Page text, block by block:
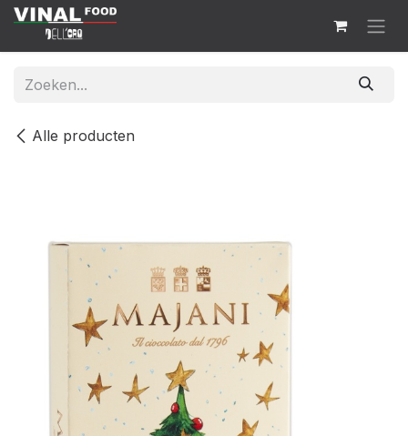
Overslaan naar inhoud
Alle producten